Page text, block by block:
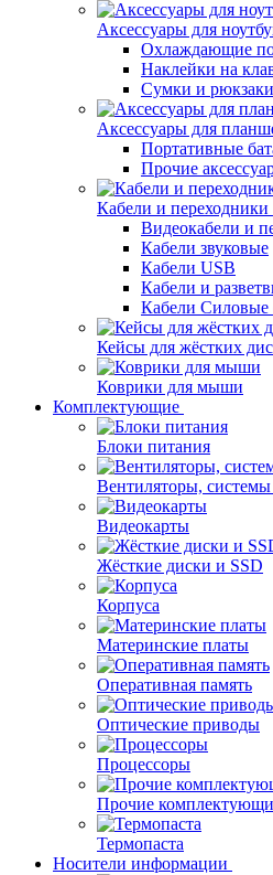
Аксессуары для
Охлаждающие
Наклейки на
Сумки и рюкзаки
Аксессуары для
Портативные
Прочие
Кабели и переходники
Видеокабели и
Кабели звуковые
Кабели USB
Кабели и
Кабели Силовые
Кейсы для жёстких
Коврики для мыши
Комплектующие
Блоки питания
Вентиляторы,
Видеокарты
Жёсткие диски и SSD
Корпуса
Материнские платы
Оперативная память
Оптические приводы
Процессоры
Прочие
Термопаста
Носители информации